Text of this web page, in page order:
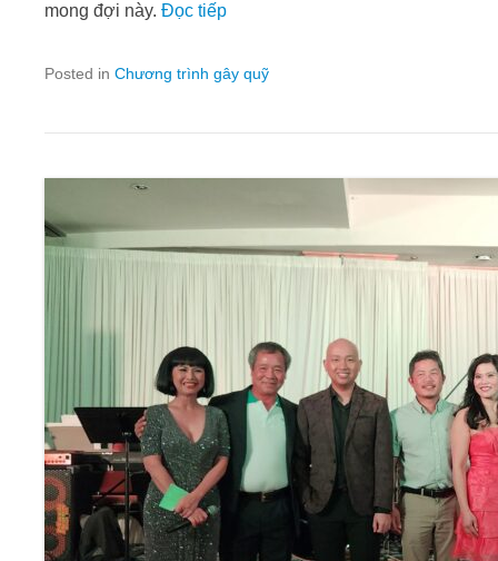
mong đợi này. Đọc tiếp
Posted in Chương trình gây quỹ